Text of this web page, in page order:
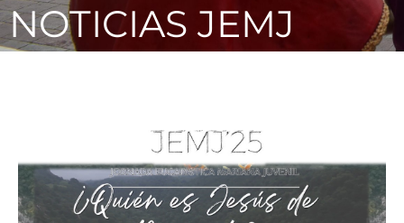
NOTICIAS JEMJ